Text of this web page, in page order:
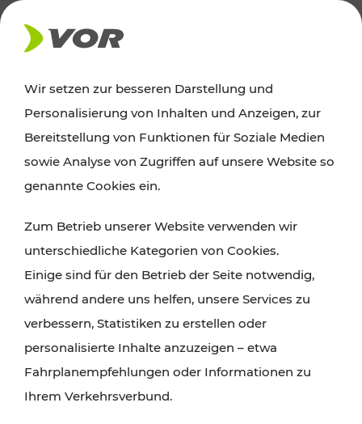
AKTUELLES
News
Alle wichtigen Meldungen zu Fahrplanänderungen,
finden Sie hier im Überblick.
Wir setzen zur besseren Darstellung und
Personalisierung von Inhalten und Anzeigen, zur
Bereitstellung von Funktionen für Soziale Medien
sowie Analyse von Zugriffen auf unsere Website so
genannte Cookies ein.
Zum Betrieb unserer Website verwenden wir
unterschiedliche Kategorien von Cookies.
Einige sind für den Betrieb der Seite notwendig,
während andere uns helfen, unsere Services zu
verbessern, Statistiken zu erstellen oder
personalisierte Inhalte anzuzeigen – etwa
Fahrplanempfehlungen oder Informationen zu
Ihrem Verkehrsverbund.